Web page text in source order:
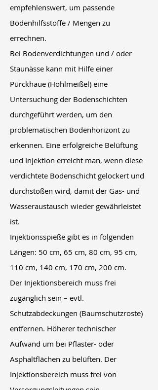
empfehlenswert, um passende
Bodenhilfsstoffe / Mengen zu
errechnen.
Bei Bodenverdichtungen und / oder
Staunässe kann mit Hilfe einer
Pürckhaue (Hohlmeißel) eine
Untersuchung der Bodenschichten
durchgeführt werden, um den
problematischen Bodenhorizont zu
erkennen. Eine erfolgreiche Belüftung
und Injektion erreicht man, wenn diese
verdichtete Bodenschicht gelockert und
durchstoßen wird, damit der Gas- und
Wasseraustausch wieder gewährleistet
ist.
Injektionsspieße gibt es in folgenden
Längen: 50 cm, 65 cm, 80 cm, 95 cm,
110 cm, 140 cm, 170 cm, 200 cm.
Der Injektionsbereich muss frei
zugänglich sein – evtl.
Schutzabdeckungen (Baumschutzroste)
entfernen. Höherer technischer
Aufwand um bei Pflaster- oder
Asphaltflächen zu belüften. Der
Injektionsbereich muss frei von